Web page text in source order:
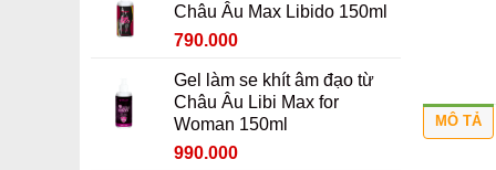
Châu Âu Max Libido 150ml
Giá
là:
990.000 ₫.
790.000
tại
là:
790.000 ₫.
Gel làm se khít âm đạo từ
Châu Âu Libi Max for
Woman 150ml
Giá
990.000
MÔ TẢ